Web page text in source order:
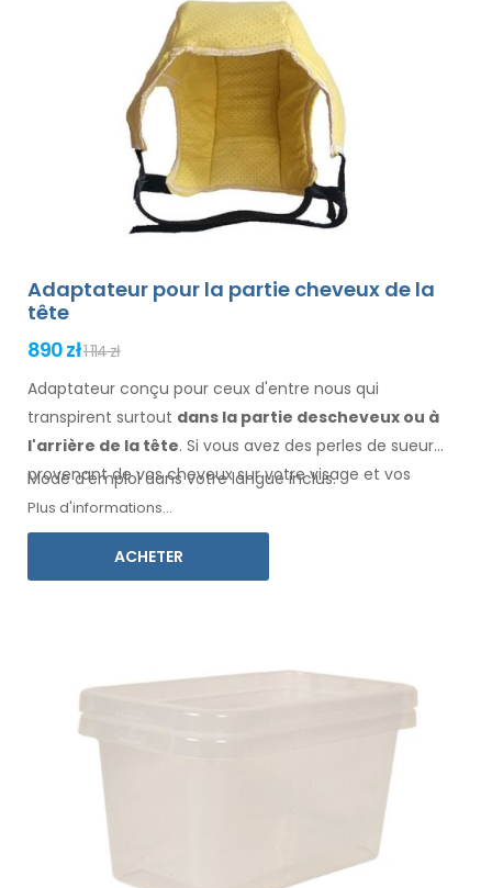
Adaptateur pour la partie cheveux de la
tête
890 zł1 114 zł
Adaptateur conçu pour ceux d'entre nous qui
transpirent surtout dans la partie descheveux ou à
l'arrière de la tête. Si vous avez des perles de sueur
provenant de vos cheveuxsur votre visage et vos
vêtements, cet adaptateur, associé à Electro
Antiperspirant Forte ou Electro Antiperspirant ELITE, est
fait pour vous.
Mode d'emploi dans votre langue inclus.
Plus d'informations...
ACHETER